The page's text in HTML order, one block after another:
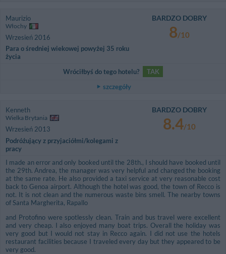
Maurizio
Włochy
Wrzesień 2016
Para o średniej wiekowej powyżej 35 roku
życia
BARDZO DOBRY
8/10
Wróciłbyś do tego hotelu?
TAK
szczegóły
Kenneth
Wielka Brytania
Wrzesień 2013
Podróżujący z przyjaciółmi/kolegami z
pracy
BARDZO DOBRY
8.4/10
I made an error and only booked until the 28th., I should have booked until
the 29th. Andrea, the manager was very helpful and changed the booking
at the same rate. He also provided a taxi service at very reasonable cost
back to Genoa airport. Although the hotel was good, the town of Recco is
not. It is not clean and the numerous waste bins smell. The nearby towns
of Santa Margherita, Rapallo
and Protofino were spotlessly clean. Train and bus travel were excellent
and very cheap. I also enjoyed many boat trips. Overall the holiday was
very good but I would not stay in Recco again. I did not use the hotels
restaurant facilities because I traveled every day but they appeared to be
very good.